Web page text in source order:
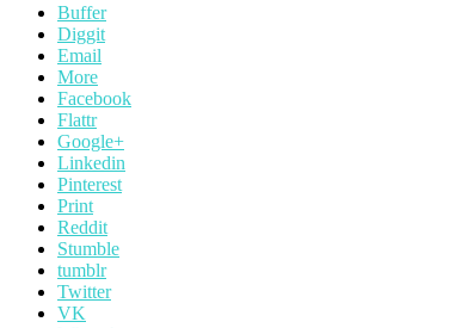
Buffer
Diggit
Email
More
Facebook
Flattr
Google+
Linkedin
Pinterest
Print
Reddit
Stumble
tumblr
Twitter
VK